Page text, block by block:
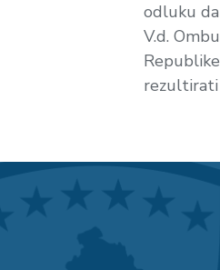
odluku
V.d.
rezultirati